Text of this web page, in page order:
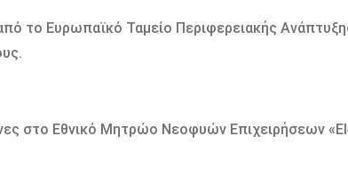
το Ευρωπαϊκό Ταμείο Περιφερειακής
στο Εθνικό Μητρώο Νεοφυών Επιχειρήσεων